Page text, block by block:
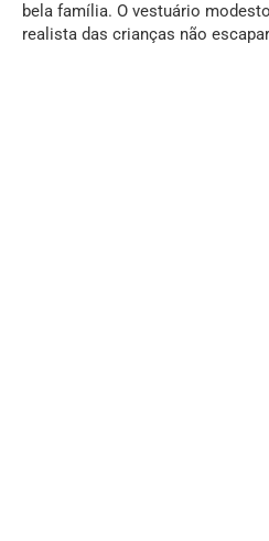
bela família. O vestuário
realista das crianças não